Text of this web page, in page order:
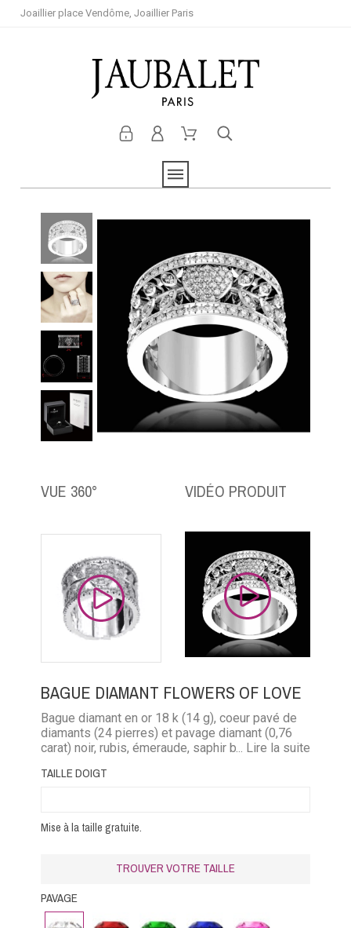
Joaillier place Vendôme, Joaillier Paris
VUE 360° VIDÉO PRODUIT
BAGUE DIAMANT FLOWERS OF LOVE
Bague diamant en or 18 k (14 g), coeur pavé de
diamants (24 pierres) et pavage diamant (0,76
carat) noir, rubis, émeraude, saphir bleu ou saphir
... Lire la suite
TAILLE DOIGT
Mise à la taille gratuite.
TROUVER VOTRE TAILLE
PAVAGE
Diamant Rubis Emeraude
Saphir
Saphir